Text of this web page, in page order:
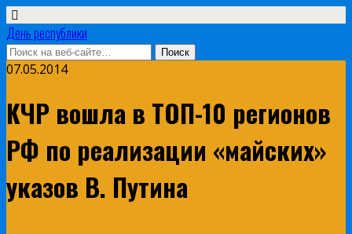
День республики
07.05.2014
КЧР вошла в ТОП-10 регионов
РФ по реализации «майских»
указов В. Путина